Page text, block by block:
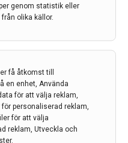
genom statistik eller
olika källor.
få åtkomst till
en enhet, Använda
för att välja reklam,
för personaliserad reklam,
för att välja
reklam, Utveckla och
är en vanlig
med behandling
för ny stroke
Resultaten
inom 6 månader
stroke. Läs mer i
och med dr,